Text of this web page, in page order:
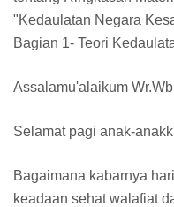
"Kedaulatan Negara
Bagian 1- Teori
Assalamu'alaikum
Selamat pagi anak-
Bagaimana kabarnya
keadaan sehat walafiat